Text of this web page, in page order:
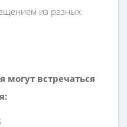
из разных
могут встречаться